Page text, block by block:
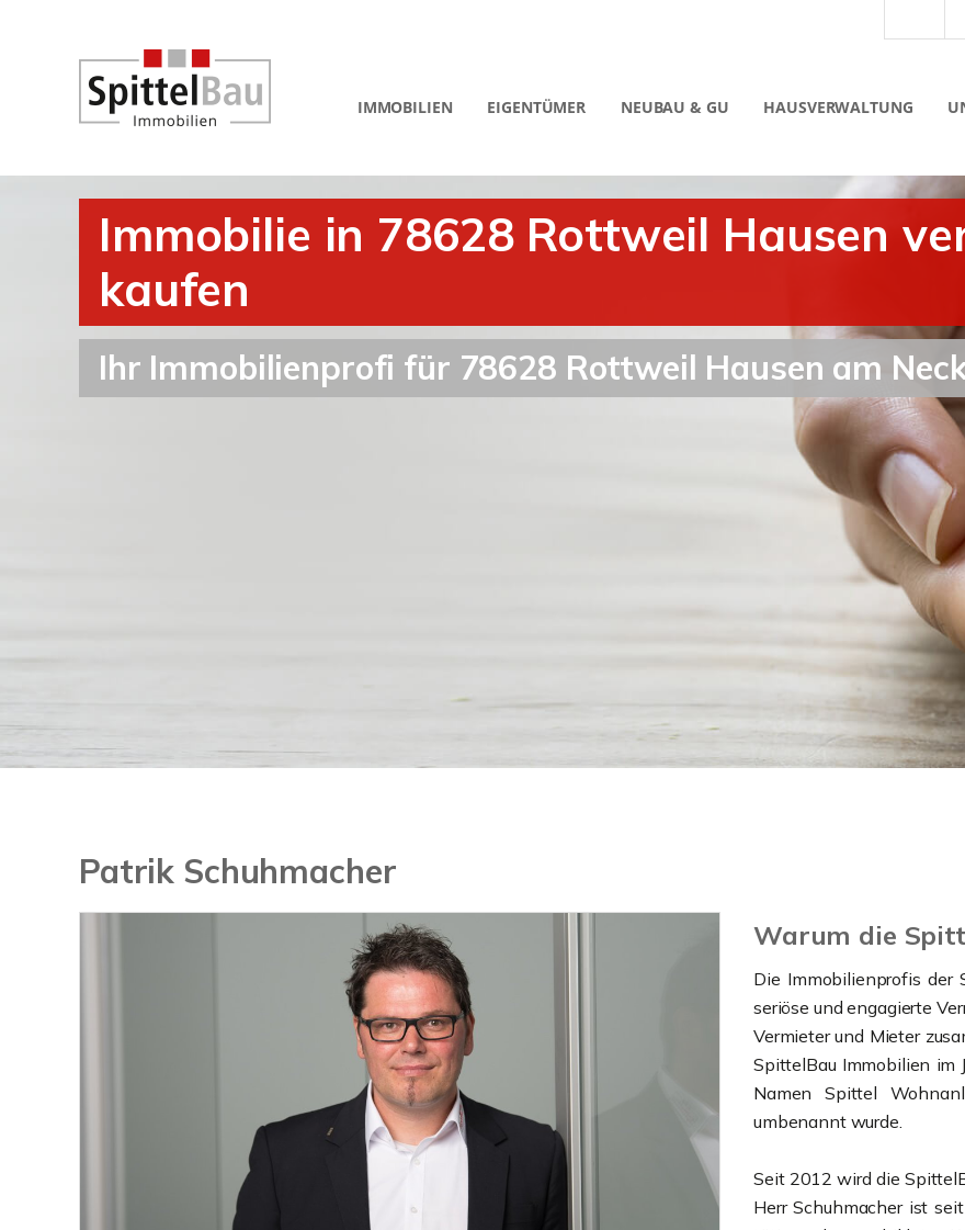
IMMOBILIEN EIGENTÜMER NEUBAU & GU HAUSVERWALTUNG
Immobilie in 78628 Rottweil Hausen
kaufen
Ihr Immobilienprofi für 78628 Rottweil Hausen am
Patrik Schuhmacher
Warum die
Die Immobilienprofis der
seriöse und engagierte
Vermieter und Mieter
SpittelBau Immobilien im
Namen Spittel
umbenannt wurde.
Seit 2012 wird die
Herr Schuhmacher ist